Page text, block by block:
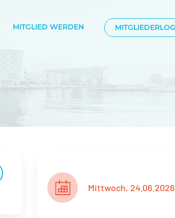
MITGLIED WERDEN
Mittwoch, 24.06.2026